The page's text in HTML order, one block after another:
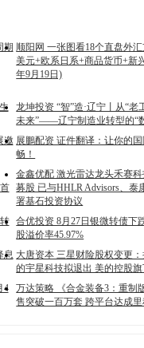
期 顺阳网 一张图看18个直盘外
美元+欧系日系+商品货币+新
年9月19日)
龙坤投资 “智”造·辽宁丨从“老
未来”——辽宁制造业转型的“
邀 展鵬配资 证件翻译：让你的
畅！
金鑫优配 激光雷达龙头禾赛
募股 已与HHLR Advisors、泰
署基石投资协议
合优投资 8月27日银微转债下
股溢价率45.97%
息 大唐资本 三星财险股权变更：
的宇星科技拟退出 美的控股
4
万达策略 《合金装备3：重制
售突破一百万套 跨平台达成